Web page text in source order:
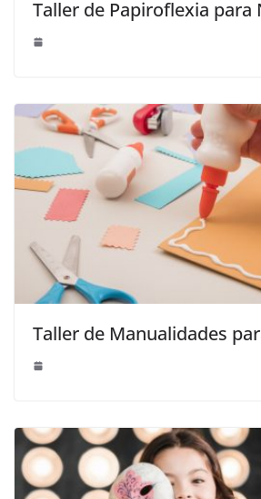
Taller de Papiroflexia para
Taller de Manualidades